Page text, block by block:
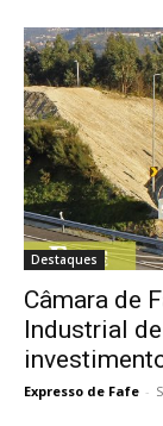
Destaques
Câmara de
Industrial
Expresso de Fafe -